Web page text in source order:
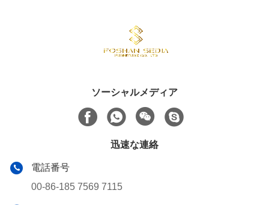
ソーシャルメディア
迅速な連絡
電話番号
00-86-185 7569 7115